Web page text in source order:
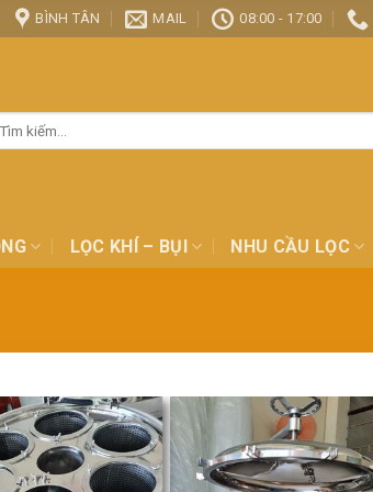
BÌNH TÂN MAIL 08:00 - 17:00
LỌC KHÍ – BỤI NHU CẦU LỌC